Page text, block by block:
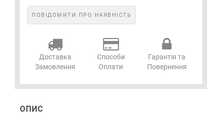
ПОВІДОМИТИ ПРО НАЯВНІСТЬ
Доставка
Замовлення
Способи
Оплати
Гарантія та
Повернення
ОПИС